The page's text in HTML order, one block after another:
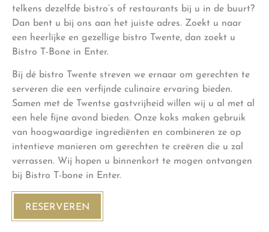
telkens dezelfde bistro’s of restaurants bij u in de buurt?
Dan bent u bij ons aan het juiste adres. Zoekt u naar
een heerlijke en gezellige bistro Twente, dan zoekt u
Bistro T-Bone in Enter.
Bij dé bistro Twente streven we ernaar om gerechten te
serveren die een verfijnde culinaire ervaring bieden.
Samen met de Twentse gastvrijheid willen wij u al met al
een hele fijne avond bieden. Onze koks maken gebruik
van hoogwaardige ingrediënten en combineren ze op
intentieve manieren om gerechten te creëren die u zal
verrassen. Wij hopen u binnenkort te mogen ontvangen
bij Bistro T-bone in Enter.
RESERVEREN